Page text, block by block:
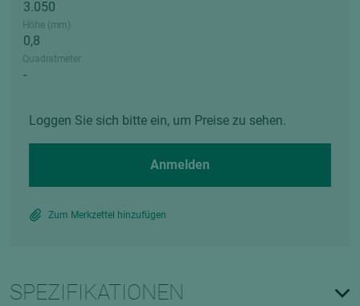
Höhe (mm)
Quadratmeter
Loggen Sie sich bitte ein, um Preise zu sehen.
Anmelden
Zum Merkzettel hinzufügen
SPEZIFIKATIONEN